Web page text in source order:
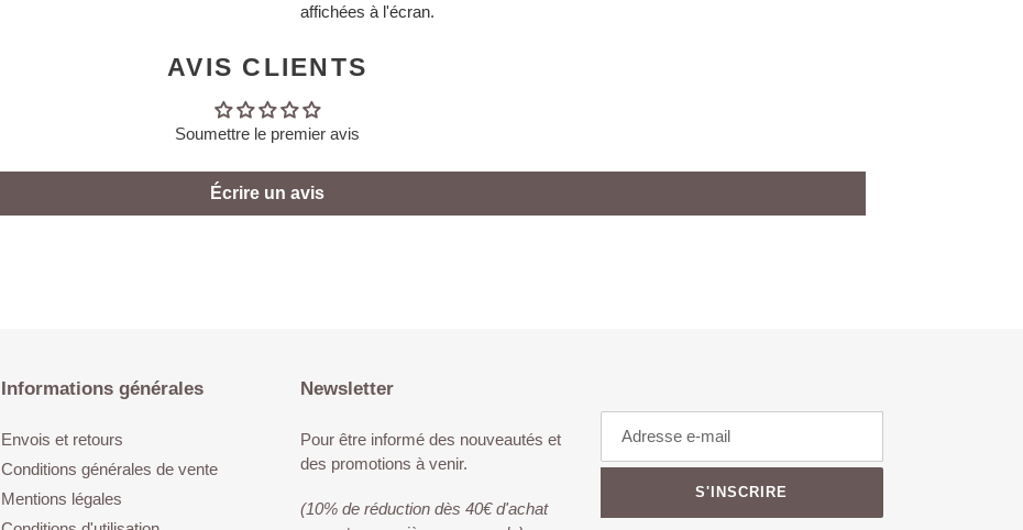
affichées à l'écran.
AVIS CLIENTS
Soumettre le premier avis
Écrire un avis
Informations générales
Envois et retours
Conditions générales de vente
Mentions légales
Newsletter
Pour être informé des nouveautés et
des promotions à venir.
(10% de réduction dès 40€ d'achat
S'INSCRIRE